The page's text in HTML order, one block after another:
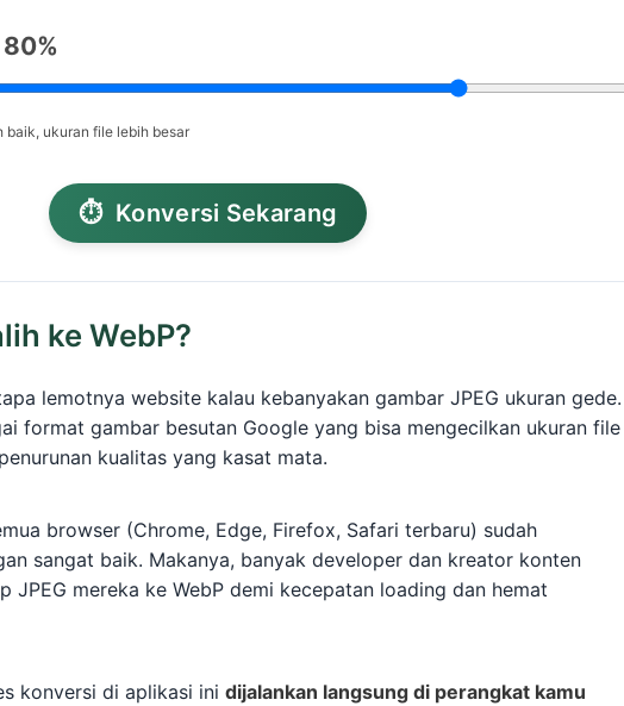
80%
ukuran file lebih besar
⏱Konversi Sekarang
ke WebP?
lemotnya website kalau kebanyakan gambar JPEG ukuran gede.
format gambar besutan Google yang bisa mengecilkan ukuran file
kualitas yang kasat mata.
browser (Chrome, Edge, Firefox, Safari terbaru) sudah
sangat baik. Makanya, banyak developer dan kreator konten
JPEG mereka ke WebP demi kecepatan loading dan hemat
konversi di aplikasi ini dijalankan langsung di perangkat kamu